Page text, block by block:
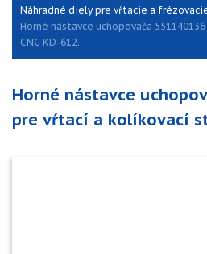
Náhradné diely pre vŕtacie a
Horné nástavce uchopovača
CNC KD-612.
Horné nástavce
pre vŕtací a kolíkovací